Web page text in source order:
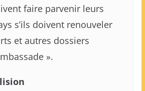
faire parvenir leurs
s’ils doivent renouveler
et autres dossiers
».